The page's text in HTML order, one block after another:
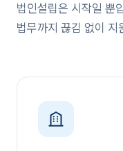
법인설립은 시작일 뿐
법무까지 끊김 없이 지